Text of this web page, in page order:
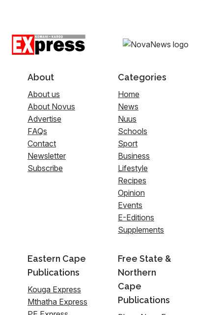
About
About us
About Novus
Advertise
FAQs
Contact
Newsletter
Subscribe
Categories
Home
News
Nuus
Schools
Sport
Business
Lifestyle
Recipes
Opinion
Events
E-Editions
Supplements
Eastern Cape
Publications
Kouga Express
Mthatha Express
Free State &
Northern
Cape
Publications